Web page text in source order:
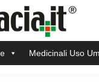
Medicinali Uso